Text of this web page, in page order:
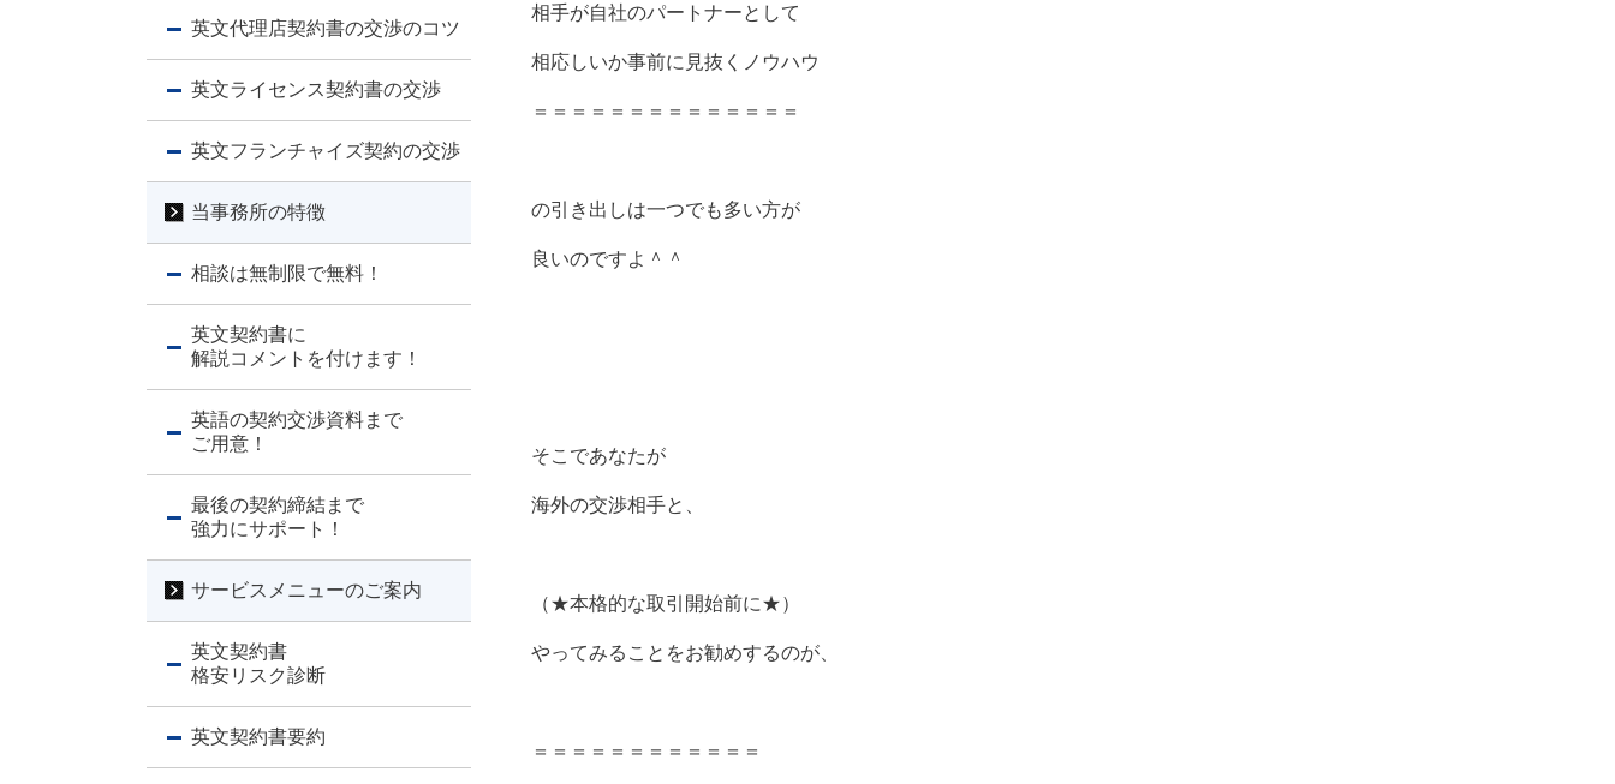
相手が自社のパートナーとして
相応しいか事前に見抜くノウハウ
＝＝＝＝＝＝＝＝＝＝＝＝＝＝
の引き出しは一つでも多い方が
良いのですよ＾＾
そこであなたが
海外の交渉相手と、
（★本格的な取引開始前に★）
やってみることをお勧めするのが、
＝＝＝＝＝＝＝＝＝＝＝＝
英文代理店契約書の交渉のコツ
英文ライセンス契約書の交渉
英文フランチャイズ契約の交渉
当事務所の特徴
相談は無制限で無料！
英文契約書に
解説コメントを付けます！
英語の契約交渉資料まで
ご用意！
最後の契約締結まで
強力にサポート！
サービスメニューのご案内
英文契約書
格安リスク診断
英文契約書要約